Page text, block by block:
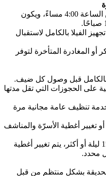
▸ يبدأ تسجيل الوصول إلى الفيلا من الساعة 4:00 مساءً، ويكون
الفيلا بالكامل لاستقبال
المغادرة المتأخرة لتوفر
بالكامل قبل وصول كل ضيف.
على الحجوزات التي تقل مدتها
تنظيف عامة مجانية مرة
أغطية الأسرّة والمناشف
▸ في الحجوزات التي تستمر لمدة 15 ليلة أو أكثر، يتم تغيير أغطية
محدد.
بشكل منتظم من قبل